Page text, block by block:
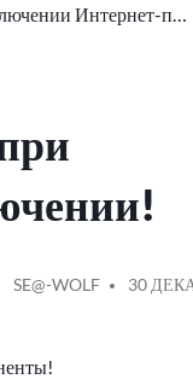
Интернет-п…
ОТ
SE@-WOLF 30